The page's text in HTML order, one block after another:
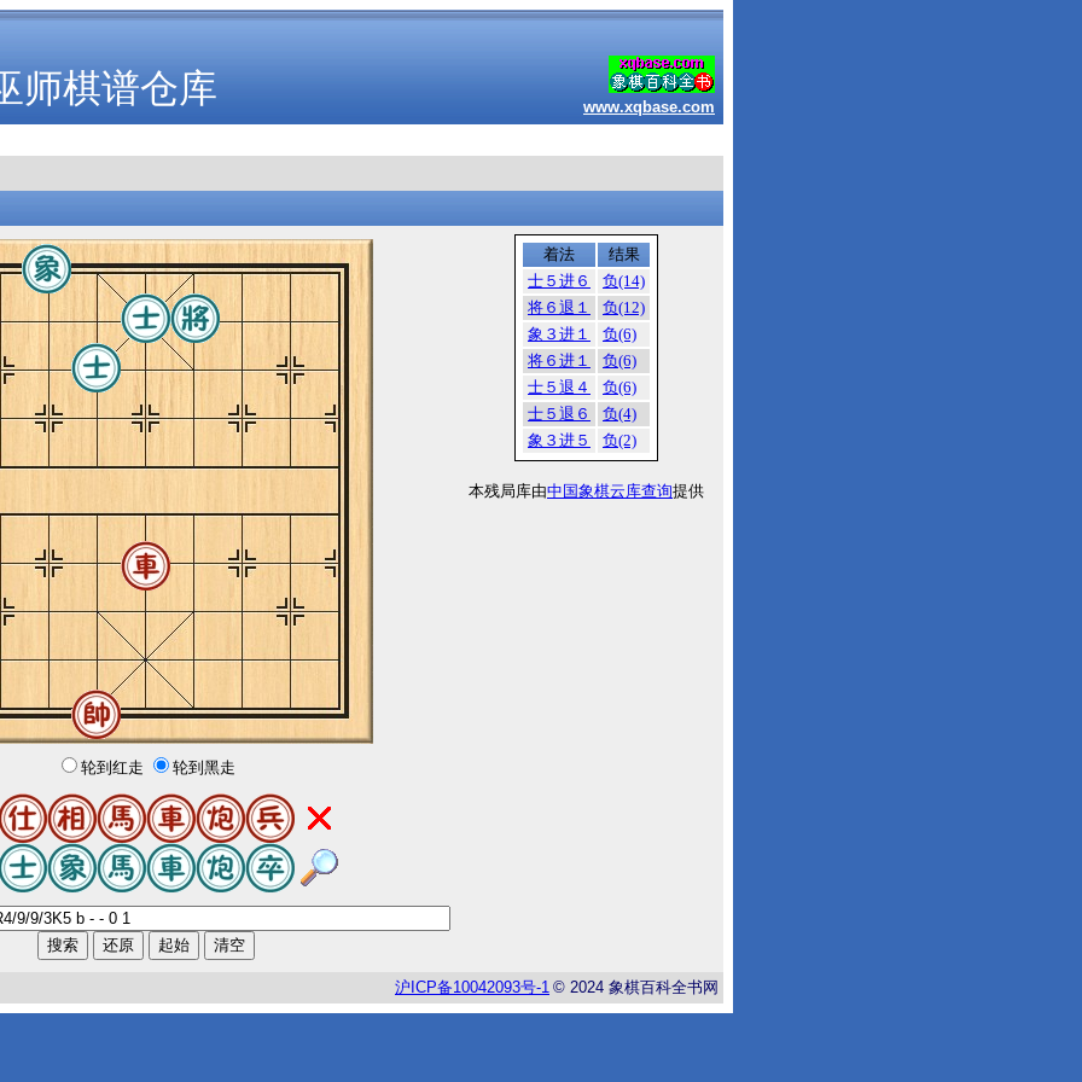
师棋谱仓库 www.xqbase.com
轮到红走 轮到黑走
着法
结果
士５进６
负(14)
将６退１
负(12)
象３进１
负(6)
将６进１
负(6)
士５退４
负(6)
士５退６
负(4)
象３进５
负(2)
本残局库由中国象棋云库查询提供
沪 ICP备10042093号-1 © 2024 象棋百科全书网